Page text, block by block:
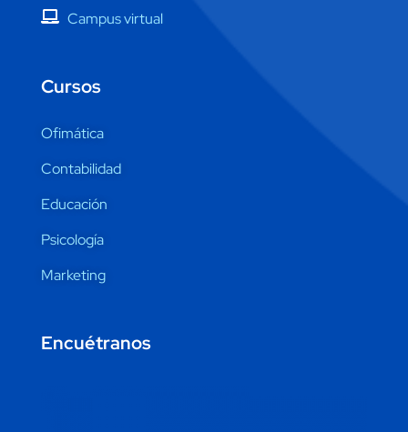
Campus virtual
Cursos
Ofimática
Contabilidad
Educación
Psicología
Marketing
Encuétranos